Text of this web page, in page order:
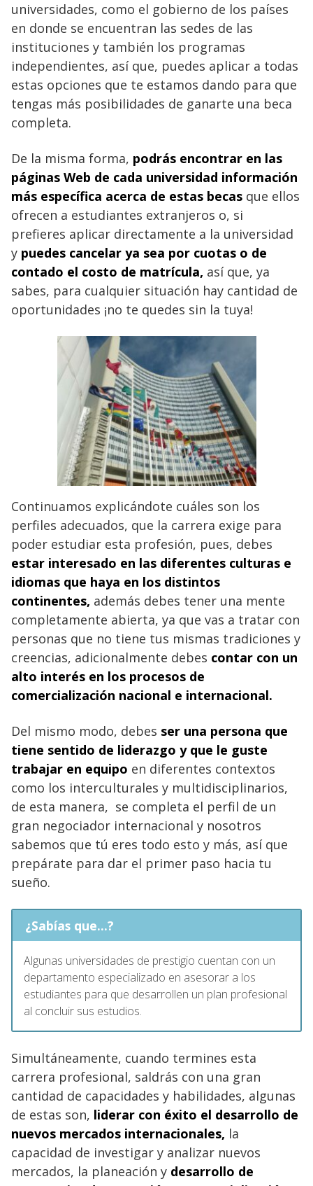
universidades, como el gobierno de los países
en donde se encuentran las sedes de las
instituciones y también los programas
independientes, así que, puedes aplicar a todas
estas opciones que te estamos dando para que
tengas más posibilidades de ganarte una beca
completa.
De la misma forma, podrás encontrar en las
páginas Web de cada universidad información
más específica acerca de estas becas que ellos
ofrecen a estudiantes extranjeros o, si
prefieres aplicar directamente a la universidad
y puedes cancelar ya sea por cuotas o de
contado el costo de matrícula, así que, ya
sabes, para cualquier situación hay cantidad de
oportunidades ¡no te quedes sin la tuya!
Continuamos explicándote cuáles son los
perfiles adecuados, que la carrera exige para
poder estudiar esta profesión, pues, debes
estar interesado en las diferentes culturas e
idiomas que haya en los distintos
continentes, además debes tener una mente
completamente abierta, ya que vas a tratar con
personas que no tiene tus mismas tradiciones y
creencias, adicionalmente debes contar con un
alto interés en los procesos de
comercialización nacional e internacional.
Del mismo modo, debes ser una persona que
tiene sentido de liderazgo y que le guste
trabajar en equipo en diferentes contextos
como los interculturales y multidisciplinarios,
de esta manera, se completa el perfil de un
gran negociador internacional y nosotros
sabemos que tú eres todo esto y más, así que
prepárate para dar el primer paso hacia tu
sueño.
¿Sabías que...?
Algunas universidades de prestigio cuentan con un
departamento especializado en asesorar a los
estudiantes para que desarrollen un plan profesional
al concluir sus estudios.
Simultáneamente, cuando termines esta
carrera profesional, saldrás con una gran
cantidad de capacidades y habilidades, algunas
de estas son, liderar con éxito el desarrollo de
nuevos mercados internacionales, la
capacidad de investigar y analizar nuevos
mercados, la planeación y desarrollo de